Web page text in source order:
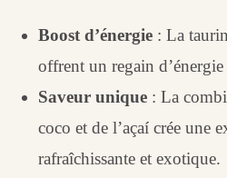
Boost d’énergie : La
offrent un regain d’énergie
Saveur unique : La
coco et de l’açaí crée une
rafraîchissante et exotique.